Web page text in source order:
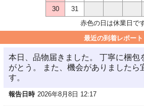
30
31
赤色の日は休業日で
最近の到着レポート
本日、品物届きました。 丁寧に梱包
がとう。 また、機会がありましたら
す。
報告日時 2026年8月8日 12:17